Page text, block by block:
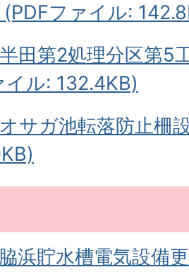
ファイル:
田第2処理分区第5
イル: 132.4KB)
サガ池転落防止柵
浜貯水槽電気設備